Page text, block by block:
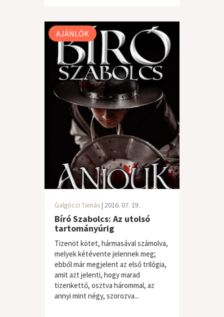
AJÁNLÓK
Galgóczi Tamás | 2016. 07. 19.
Bíró Szabolcs: Az utolsó
tartományúrig
Tizenöt kötet, hármasával számolva,
melyek kétévente jelennek meg;
ebből már megjelent az első trilógia,
amit azt jelenti, hogy marad
tizenkettő, osztva hárommal, az
annyi mint négy, szorozva...